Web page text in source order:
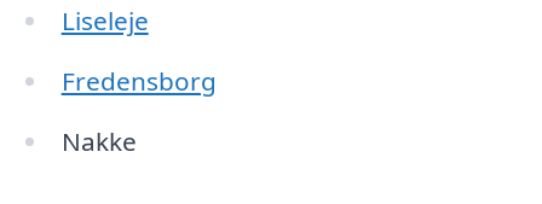
Liseleje
Fredensborg
Nakke